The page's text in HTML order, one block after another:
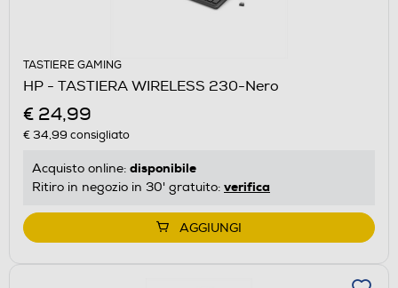
TASTIERE GAMING
HP - TASTIERA WIRELESS 230-Nero
€ 24,99
€ 34,99 consigliato
Acquisto online: disponibile
Ritiro in negozio in 30' gratuito: verifica
AGGIUNGI